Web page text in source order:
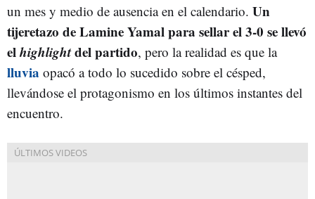
un mes y medio de ausencia en el calendario. Un
tijeretazo de Lamine Yamal para sellar el 3-0 se llevó
elhighlightdel partido, pero la realidad es que la
lluvia opacó a todo lo sucedido sobre el césped,
llevándose el protagonismo en los últimos instantes del
encuentro.